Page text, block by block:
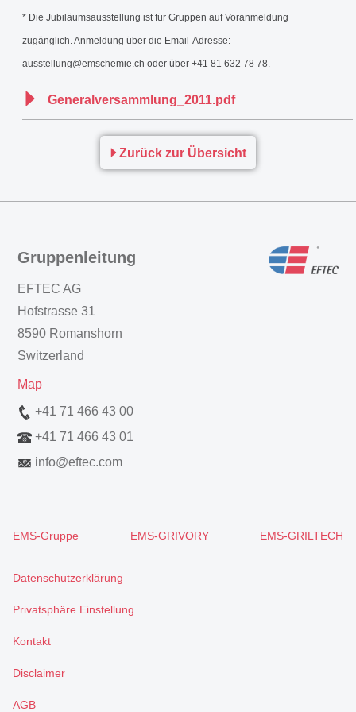
* Die Jubiläumsausstellung ist für Gruppen auf Voranmeldung
zugänglich. Anmeldung über die Email-Adresse:
ausstellung@emschemie.ch oder über +41 81 632 78 78.
Generalversammlung_2011.pdf
Zurück zur Übersicht
Gruppenleitung
EFTEC AG
Hofstrasse 31
8590 Romanshorn
Switzerland
Map
+41 71 466 43 00
+41 71 466 43 01
info@eftec.com
EMS-Gruppe EMS-GRIVORY EMS-GRILTECH
Datenschutzerklärung
Privatsphäre Einstellung
Kontakt
Disclaimer
AGB